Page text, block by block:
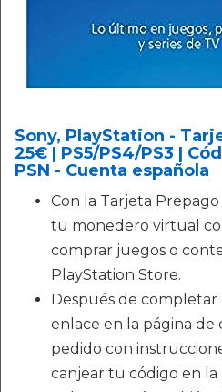
Sony, PlayStation -
25€ | PS5/PS4/PS3 |
PSN - Cuenta española
Con la Tarjeta
tu monedero virtual
comprar juegos o
PlayStation Store.
Después de completar
enlace en la página de
pedido con
canjear tu código en la